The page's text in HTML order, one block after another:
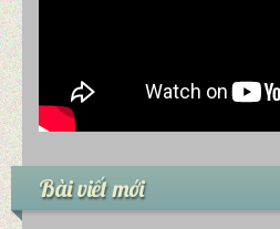
Bài viết mới